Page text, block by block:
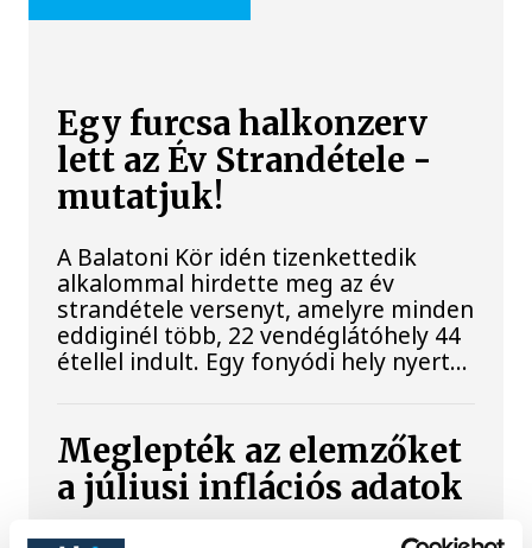
Egy furcsa halkonzerv
lett az Év Strandétele -
mutatjuk!
A Balatoni Kör idén tizenkettedik
alkalommal hirdette meg az év
strandétele versenyt, amelyre minden
eddiginél több, 22 vendéglátóhely 44
étellel indult. Egy fonyódi hely nyert...
Meglepték az elemzőket
a júliusi inflációs adatok